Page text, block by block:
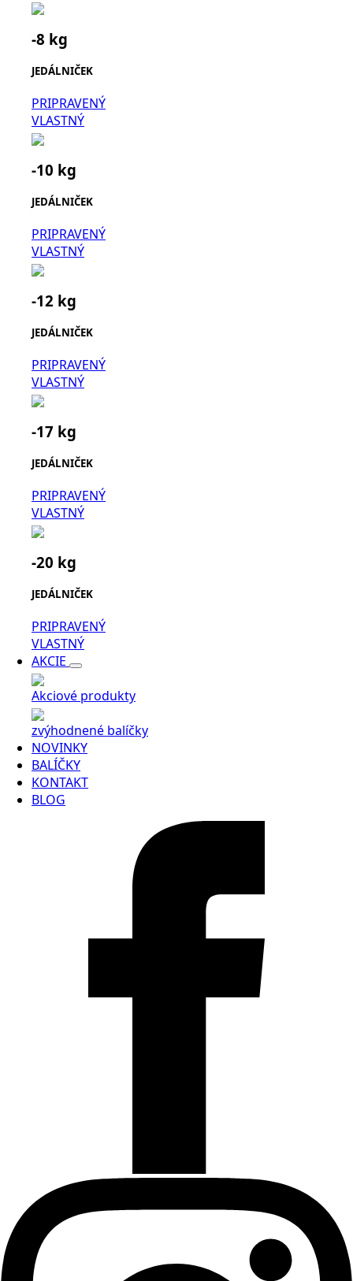
-8 kg
JEDÁLNIČEK
PRIPRAVENÝ
VLASTNÝ
-10 kg
JEDÁLNIČEK
PRIPRAVENÝ
VLASTNÝ
-12 kg
JEDÁLNIČEK
PRIPRAVENÝ
VLASTNÝ
-17 kg
JEDÁLNIČEK
PRIPRAVENÝ
VLASTNÝ
-20 kg
JEDÁLNIČEK
PRIPRAVENÝ
VLASTNÝ
AKCIE
Akciové produkty
zvýhodnené balíčky
NOVINKY
BALÍČKY
KONTAKT
BLOG